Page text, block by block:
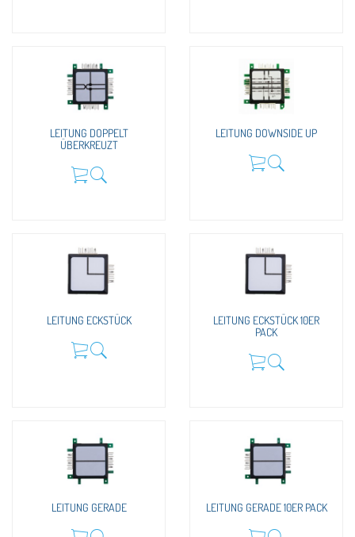
LEITUNG DOPPELT
ÜBERKREUZT
LEITUNG DOWNSIDE UP
LEITUNG ECKSTÜCK
LEITUNG ECKSTÜCK 10ER
PACK
LEITUNG GERADE LEITUNG GERADE 10ER PACK